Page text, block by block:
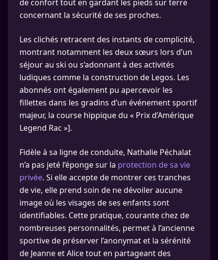
de confort tout en gardant les pieds sur terre
concernant la sécurité de ses proches.
Les clichés retracent des instants de complicité,
montrant notamment les deux sœurs lors d’un
séjour au ski ou s’adonnant à des activités
ludiques comme la construction de Legos. Les
abonnés ont également pu apercevoir les
fillettes dans les gradins d’un événement sportif
majeur, la course hippique du « Prix d’Amérique
Legend Rac »].
Fidèle à sa ligne de conduite, Nathalie Péchalat
n’a pas jeté l’éponge sur la protection de sa vie
privée. Si elle accepte de montrer ces tranches
de vie, elle prend soin de ne dévoiler aucune
image où les visages de ses enfants sont
identifiables. Cette pratique, courante chez de
nombreuses personnalités, permet à l’ancienne
sportive de préserver l’anonymat et la sérénité
de Jeanne et Alice tout en partageant des